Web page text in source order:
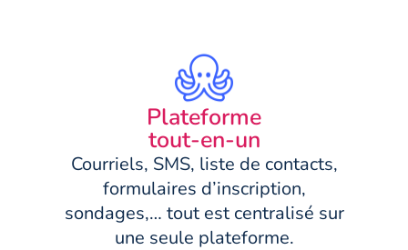
Plateforme
tout-en-un
Courriels, SMS, liste de contacts,
formulaires d’inscription,
sondages,… tout est centralisé sur
une seule plateforme.